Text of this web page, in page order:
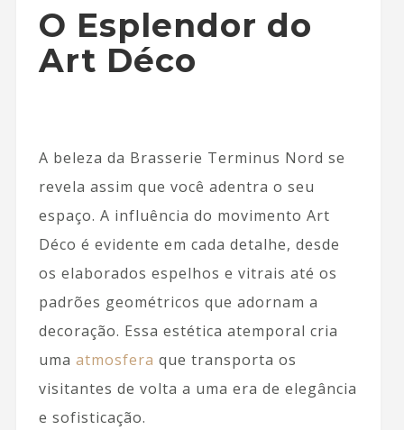
O Esplendor do
Art Déco
A beleza da Brasserie Terminus Nord se
revela assim que você adentra o seu
espaço. A influência do movimento Art
Déco é evidente em cada detalhe, desde
os elaborados espelhos e vitrais até os
padrões geométricos que adornam a
decoração. Essa estética atemporal cria
uma atmosfera que transporta os
visitantes de volta a uma era de elegância
e sofisticação.